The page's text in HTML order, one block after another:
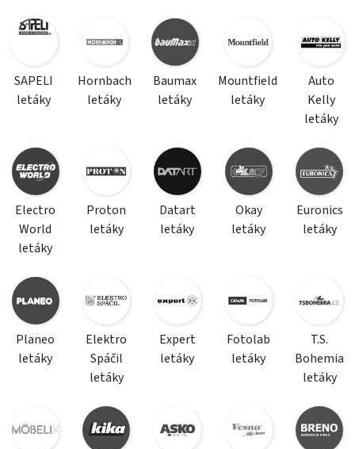
SAPELI
letáky
Hornbach
letáky
Baumax
letáky
Mountfield
letáky
Auto
Kelly
letáky
Electro
World
letáky
Proton
letáky
Datart
letáky
Okay
letáky
Euronics
letáky
Planeo
letáky
Elektro
Spáčil
letáky
Expert
letáky
Fotolab
letáky
T.S.
Bohemia
letáky